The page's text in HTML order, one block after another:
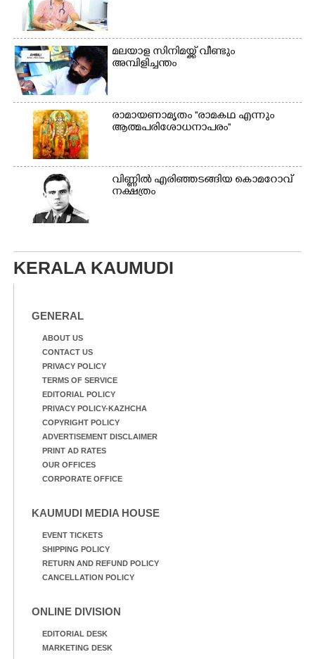
മലയാള സിനിമയ്ക്ക് വീണ്ടും
അമ്പിളിച്ചന്തം
രാമായണാമൃതം ''രാമകഥ എന്നും
ആത്മപരിശോധനാപരം''
വി​ണ്ണി​ൽ​ ​എ​രി​ഞ്ഞ​ട​ങ്ങിയ കൊ​മ​റോ​വ് ​
ന​ക്ഷ​ത്രം
KERALA KAUMUDI
GENERAL
ABOUT US
CONTACT US
PRIVACY POLICY
TERMS OF SERVICE
EDITORIAL POLICY
PRIVACY POLICY-KAZHCHA
COPYRIGHT POLICY
ADVERTISEMENT DISCLAIMER
PRINT AD RATES
OUR OFFICES
CORPORATE OFFICE
KAUMUDI MEDIA HOUSE
EVENT TICKETS
SHIPPING POLICY
RETURN AND REFUND POLICY
CANCELLATION POLICY
ONLINE DIVISION
EDITORIAL DESK
MARKETING DESK